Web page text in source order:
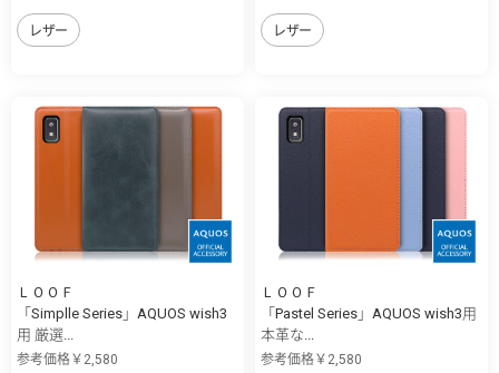
レザー レザー
ＬＯＯＦ
「Simplle Series」AQUOS wish3
用 厳選...
参考価格￥2,580
ＬＯＯＦ
「Pastel Series」AQUOS wish3用
本革な...
参考価格￥2,580